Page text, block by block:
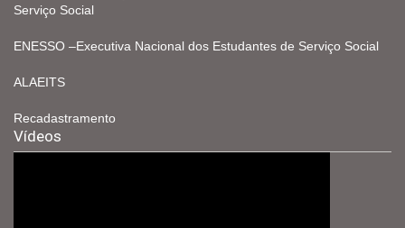
Serviço Social
ENESSO –Executiva Nacional dos Estudantes de Serviço Social
ALAEITS
Recadastramento
Vídeos